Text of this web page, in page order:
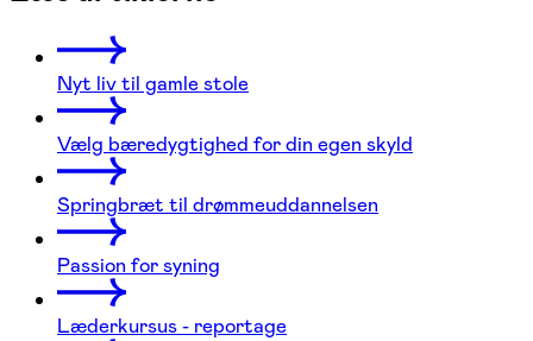
Nyt liv til gamle stole
Vælg bæredygtighed for din egen skyld
Springbræt til drømmeuddannelsen
Passion for syning
Læderkursus - reportage